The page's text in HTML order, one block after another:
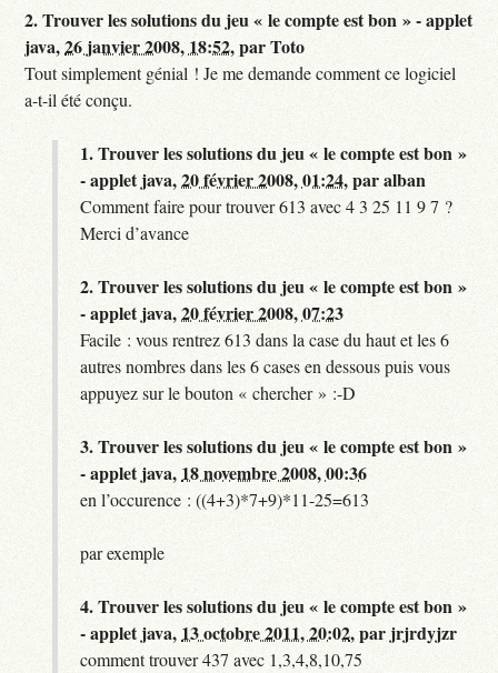
2.Trouver les solutions du jeu « le compte est bon » - applet
java,26 janvier 2008, 18:52,parToto
Tout simplement génial ! Je me demande comment ce logiciel
a-t-il été conçu.
1.Trouver les solutions du jeu « le compte est bon »
- applet java,20 février 2008, 01:24,paralban
Comment faire pour trouver 613 avec 4 3 25 11 9 7 ?
Merci d’avance
2.Trouver les solutions du jeu « le compte est bon »
- applet java,20 février 2008, 07:23
Facile : vous rentrez 613 dans la case du haut et les 6
autres nombres dans les 6 cases en dessous puis vous
appuyez sur le bouton « chercher » :-D
3.Trouver les solutions du jeu « le compte est bon »
- applet java, 18 novembre 2008, 00:36
en l’occurence : ((4+3)*7+9)*11-25=613
par exemple
4.Trouver les solutions du jeu « le compte est bon »
- applet java, 13 octobre 2011, 20:02,par jrjrdyjzr
comment trouver 437 avec 1,3,4,8,10,75